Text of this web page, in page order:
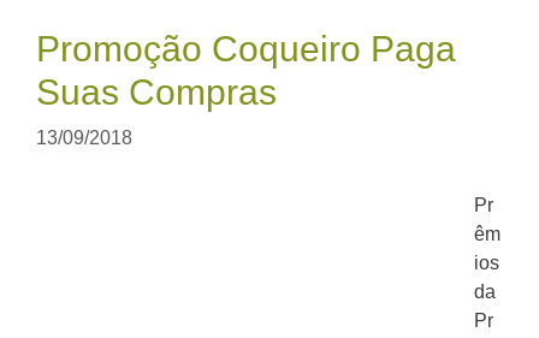
Promoção Coqueiro Paga
Suas Compras
13/09/2018
Pr
êm
ios
da
Pr